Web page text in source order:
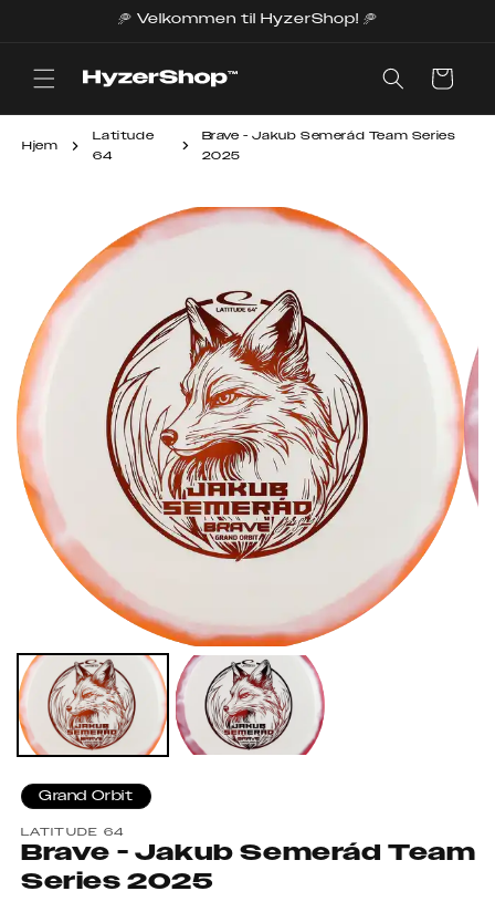
🥏 Velkommen til HyzerShop! 🥏
Handlekurv
Hjem
Latitude
64
Brave - Jakub Semerád Team Series
2025
Grand Orbit
LATITUDE 64
Brave - Jakub Semerád Team
Series 2025